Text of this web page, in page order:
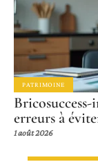
PATRIMOINE
erreurs à
1 août 2026